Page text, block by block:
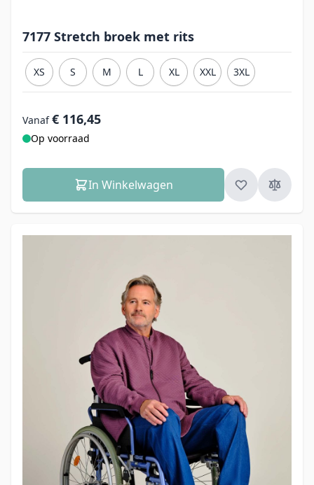
7177 Stretch broek met rits
XS S M L XL XXL 3XL
Vanaf € 116,45
Op voorraad
In Winkelwagen